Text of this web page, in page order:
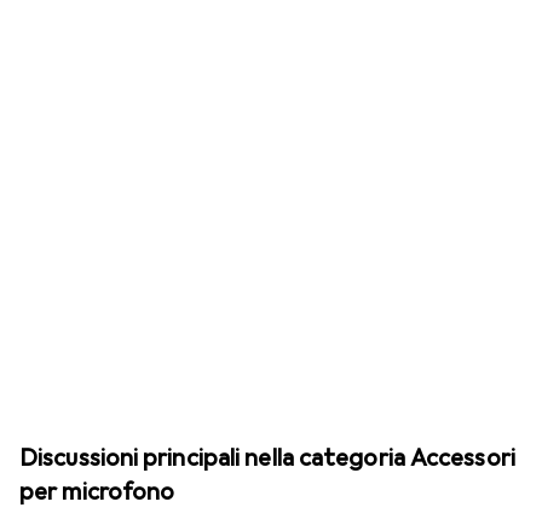
Discussioni principali nella categoria Accessori
per microfono